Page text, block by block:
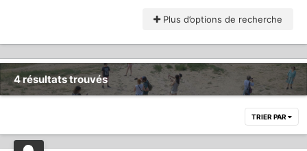
Plus d’options de recherche
4 résultats trouvés
TRIER PAR